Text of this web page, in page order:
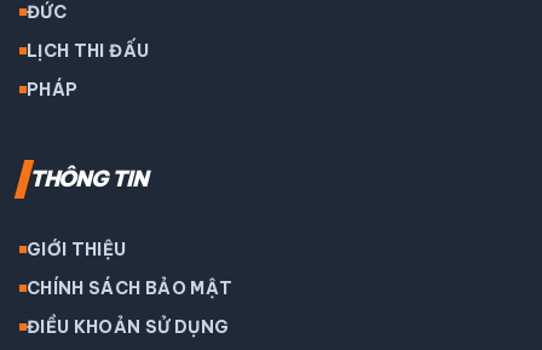
ĐỨC
LỊCH THI ĐẤU
PHÁP
THÔNG TIN
GIỚI THIỆU
CHÍNH SÁCH BẢO MẬT
ĐIỀU KHOẢN SỬ DỤNG